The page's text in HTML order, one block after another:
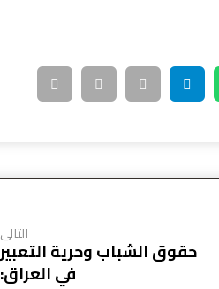
التالى
حقوق الشباب وحرية التعبير
في العراق: